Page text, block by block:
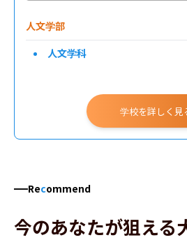
人文学部
人文学科
学校を詳しく見
Recommend
今のあなたが狙える